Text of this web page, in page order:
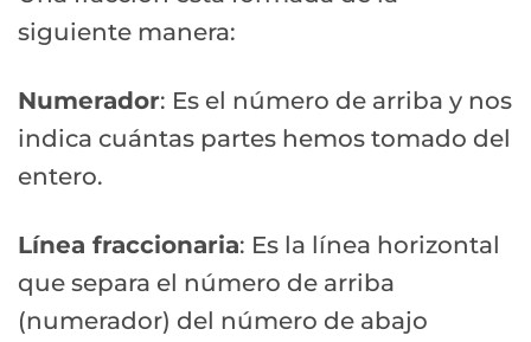
siguiente manera:
Numerador: Es el número de arriba y nos
indica cuántas partes hemos tomado del
entero.
Línea fraccionaria: Es la línea horizontal
que separa el número de arriba
(numerador) del número de abajo